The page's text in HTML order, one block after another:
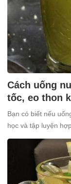
Cách uống
tốc, eo thon
Bạn có biết nếu
học và tập luyện